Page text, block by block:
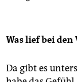
Was lief bei den
Da gibt es